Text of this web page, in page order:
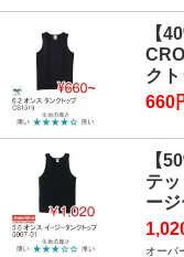
【
ク
660
【
テ
ー
オーバ